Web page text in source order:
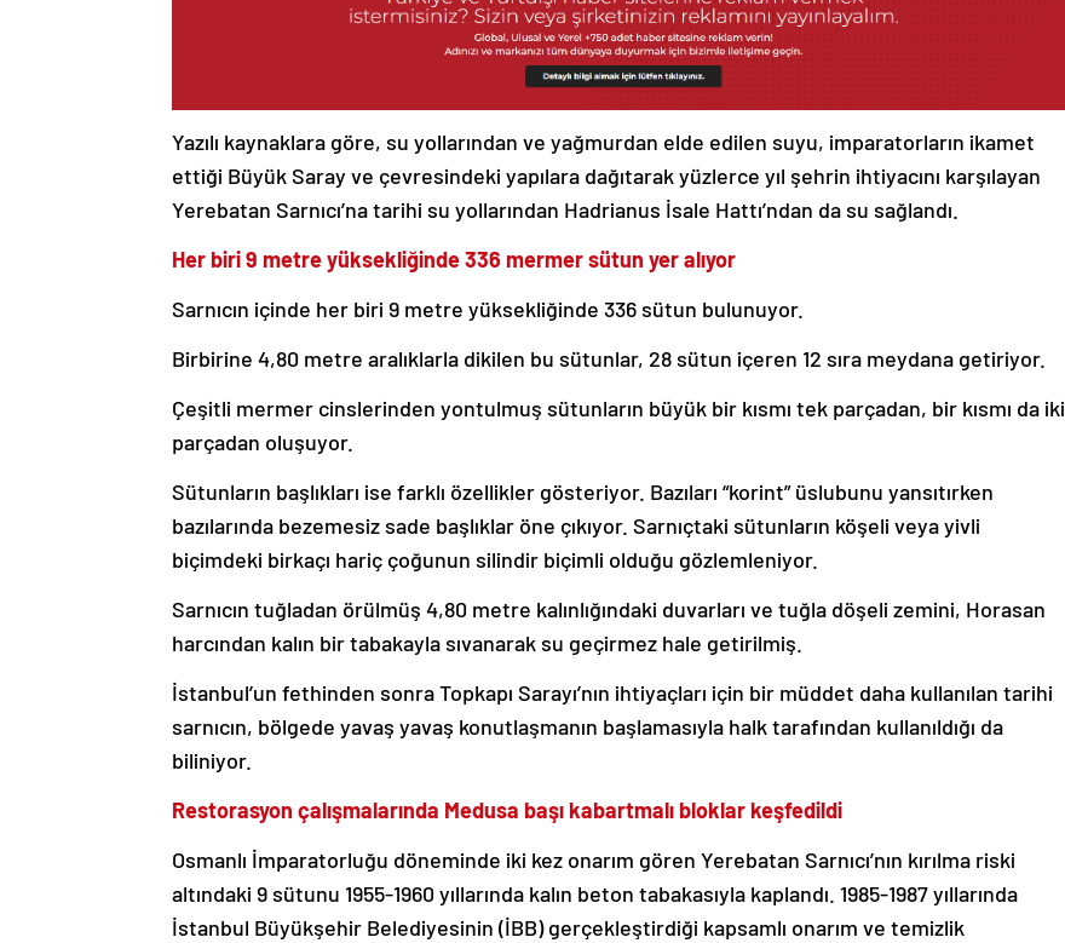
Yazılı kaynaklara göre, su yollarından ve yağmurdan elde edilen suyu, imparatorların ikamet
ettiği Büyük Saray ve çevresindeki yapılara dağıtarak yüzlerce yıl şehrin ihtiyacını karşılayan
Yerebatan Sarnıcı’na tarihi su yollarından Hadrianus İsale Hattı’ndan da su sağlandı.
Her biri 9 metre yüksekliğinde 336 mermer sütun yer alıyor
Sarnıcın içinde her biri 9 metre yüksekliğinde 336 sütun bulunuyor.
Birbirine 4,80 metre aralıklarla dikilen bu sütunlar, 28 sütun içeren 12 sıra meydana getiriyor.
Çeşitli mermer cinslerinden yontulmuş sütunların büyük bir kısmı tek parçadan, bir kısmı da iki
parçadan oluşuyor.
Sütunların başlıkları ise farklı özellikler gösteriyor. Bazıları “korint” üslubunu yansıtırken
bazılarında bezemesiz sade başlıklar öne çıkıyor. Sarnıçtaki sütunların köşeli veya yivli
biçimdeki birkaçı hariç çoğunun silindir biçimli olduğu gözlemleniyor.
Sarnıcın tuğladan örülmüş 4,80 metre kalınlığındaki duvarları ve tuğla döşeli zemini, Horasan
harcından kalın bir tabakayla sıvanarak su geçirmez hale getirilmiş.
İstanbul’un fethinden sonra Topkapı Sarayı’nın ihtiyaçları için bir müddet daha kullanılan tarihi
sarnıcın, bölgede yavaş yavaş konutlaşmanın başlamasıyla halk tarafından kullanıldığı da
biliniyor.
Restorasyon çalışmalarında Medusa başı kabartmalı bloklar keşfedildi
Osmanlı İmparatorluğu döneminde iki kez onarım gören Yerebatan Sarnıcı’nın kırılma riski
altındaki 9 sütunu 1955-1960 yıllarında kalın beton tabakasıyla kaplandı. 1985-1987 yıllarında
İstanbul Büyükşehir Belediyesinin (İBB) gerçekleştirdiği kapsamlı onarım ve temizlik